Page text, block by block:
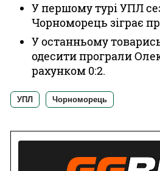
У першому турі УПЛ
Чорноморець зіграє
У останньому
одесити програли
рахунком 0:2.
УПЛ Чорноморець